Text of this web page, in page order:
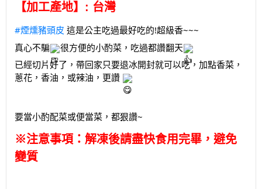
【加工產地】: 台灣
#煙燻豬頭皮 這是公主吃過最好吃的!超級香~~~
真心不騙
很方便的小酌菜，吃過都讚翻天
已經切片好了，帶回家只要退冰開封就可以吃，加點香菜，
蔥花，香油，或辣油，更讚
要當小酌配菜或便當菜，都狠讚~
※注意事項：解凍後請盡快食用完畢，避免
變質